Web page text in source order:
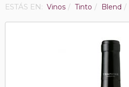
ESTÁS EN: Vinos Tinto Blend